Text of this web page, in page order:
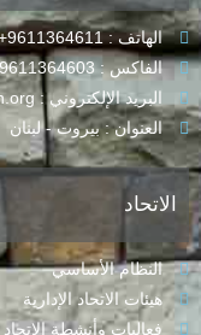
الهاتف : 9611364611+
الفاكس : 9611364603+
البريد الإلكتروني : info@alarabiahunion.org
العنوان : بيروت - لبنان
الاتحاد
النظام الأساسي
هيئات الاتحاد الإدارية
فعاليات وأنشطة الاتحاد